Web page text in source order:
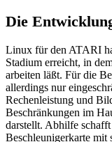
Die
Linux für den ATARI
Stadium erreicht, in
arbeiten läßt. Für die
allerdings nur
Rechenleistung und
Beschränkungen im
darstellt. Abhilfe
Beschleunigerkarte